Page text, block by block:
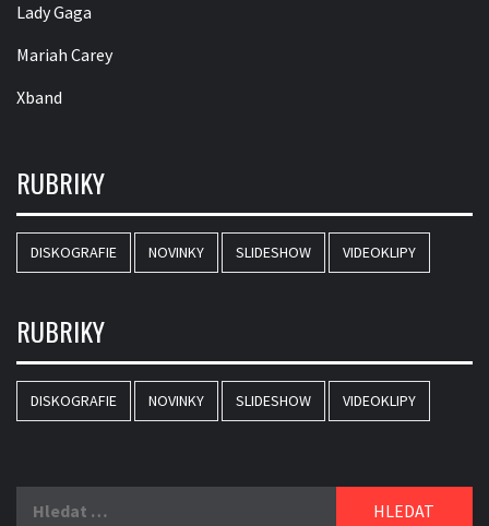
Lady Gaga
Mariah Carey
Xband
RUBRIKY
DISKOGRAFIE NOVINKY SLIDESHOW VIDEOKLIPY
RUBRIKY
DISKOGRAFIE NOVINKY SLIDESHOW VIDEOKLIPY